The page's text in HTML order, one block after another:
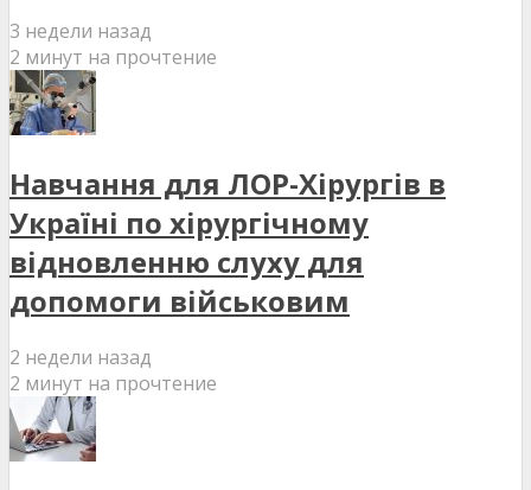
3 недели назад
2 минут на прочтение
Навчання для ЛОР-Хірургів в
Україні по хірургічному
відновленню слуху для
допомоги військовим
2 недели назад
2 минут на прочтение